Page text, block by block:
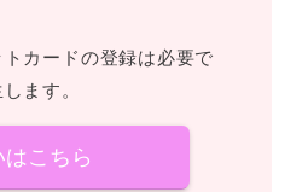
カードの登録は必要で
ます。
はこちら